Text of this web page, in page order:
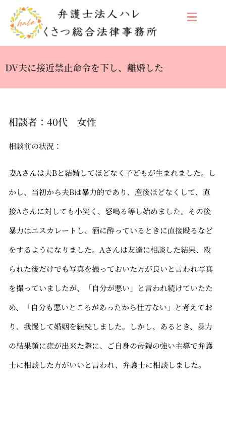
DV夫に接近禁止命令を下し、離婚した
相談者：40代 女性
相談前の状況：
妻Aさんは夫Bと結婚してほどなく子どもが生まれました。し
かし、当初から夫Bは暴力的であり、産後ほどなくして、直
接Aさんに対しても小突く、怒鳴る等し始めました。その後
暴力はエスカレートし、酒に酔っているときに直接殴るなど
をするようになりました。Aさんは友達に相談した結果、殴
られた後だけでも写真を撮っておいた方が良いと言われ写真
を撮っていましたが、「自分が悪い」と言われ続けていたた
め、「自分も悪いところがあったから仕方ない」と考えてお
り、我慢して婚姻を継続しました。しかし、あるとき、暴力
の結果顔に痣が出来た際に、ご自身の母親の強い主導で弁護
士に相談した方がいいと言われ、弁護士に相談しました。